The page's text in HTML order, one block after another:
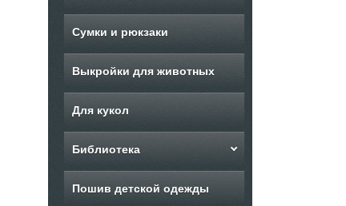
Сумки и рюкзаки
Выкройки для животных
Для кукол
Библиотека
Пошив детской одежды